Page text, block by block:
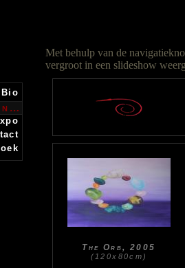
Bio
…
Met behulp van de
vergroot in een slideshow
The Orb, 2005
(120x80cm)